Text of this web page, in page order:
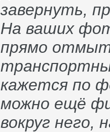
завернуть,
На ваших
прямо отмыт
кажется по
можно ещё
вокруг него,